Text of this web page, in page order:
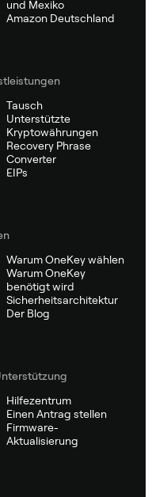
und Mexiko
Amazon Deutschland
Tausch
Unterstützte
Kryptowährungen
Recovery Phrase
Converter
EIPs
Warum OneKey wählen
Warum OneKey
benötigt wird
Sicherheitsarchitektur
Der Blog
Hilfezentrum
Einen Antrag stellen
Firmware-
Aktualisierung